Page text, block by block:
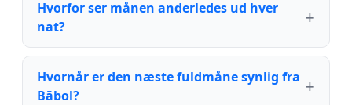
Hvorfor ser månen anderledes ud hver
nat?
Hvornår er den næste fuldmåne synlig fra
Bābol?